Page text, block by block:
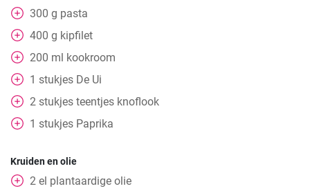
300 g pasta
400 g kipfilet
200 ml kookroom
1 stukjes De Ui
2 stukjes teentjes knoflook
1 stukjes Paprika
Kruiden en olie
2 el plantaardige olie